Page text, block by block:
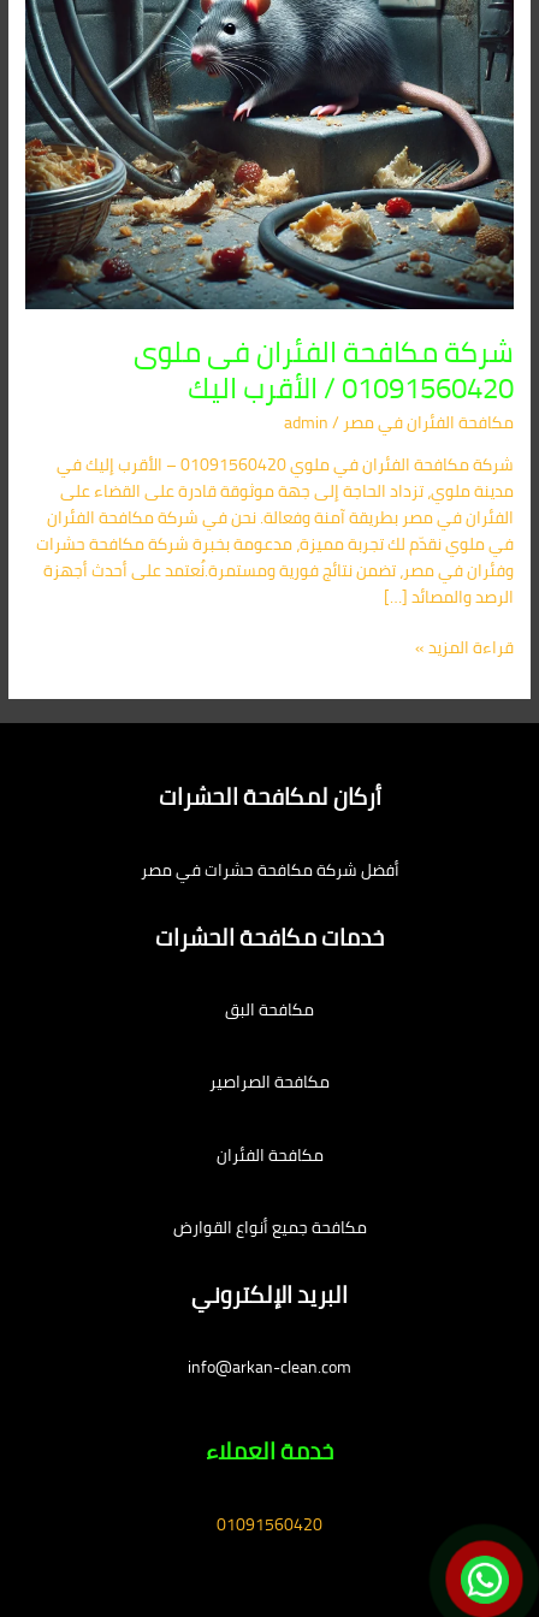
شركة مكافحة الفئران فى ملوى
01091560420 / الأقرب اليك
مكافحة الفئران​ في مصر/
admin
شركة مكافحة الفئران في ملوي 01091560420 – الأقرب إليك في
مدينة ملوي، تزداد الحاجة إلى جهة موثوقة قادرة على القضاء على
الفئران في مصر بطريقة آمنة وفعالة. نحن في شركة مكافحة الفئران
في ملوي نقدّم لك تجربة مميزة، مدعومة بخبرة شركة مكافحة حشرات
وفئران في مصر، تضمن نتائج فورية ومستمرة.نُعتمد على أحدث أجهزة
الرصد والمصائد […]
الأقرب
اليك
قراءة المزيد »
أركان لمكافحة الحشرات
أفضل شركة مكافحة حشرات في مصر
خدمات مكافحة الحشرات
مكافحة البق
مكافحة الصراصير
مكافحة الفئران
مكافحة جميع أنواع القوارض
البريد الإلكتروني
info@arkan-clean.com
خدمة العملاء
01091560420